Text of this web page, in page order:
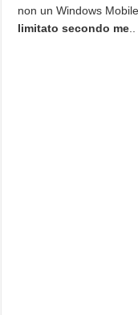
non un Windows
limitato secondo me